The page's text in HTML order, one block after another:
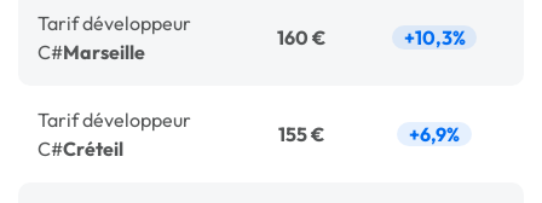
Tarifdéveloppeur
C#Marseille
160 € +10,3%
Tarifdéveloppeur
C#Créteil
155 € +6,9%